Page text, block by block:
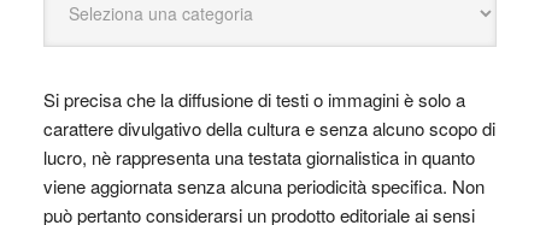
Si precisa che la diffusione di testi o immagini è solo a
carattere divulgativo della cultura e senza alcuno scopo di
lucro, nè rappresenta una testata giornalistica in quanto
viene aggiornata senza alcuna periodicità specifica. Non
può pertanto considerarsi un prodotto editoriale ai sensi